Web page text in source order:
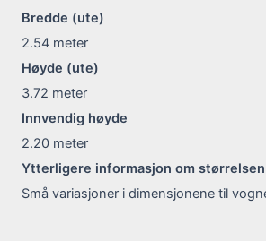
Bredde (ute)
2.54 meter
Høyde (ute)
3.72 meter
Innvendig høyde
2.20 meter
Ytterligere informasjon om størrelsen
Små variasjoner i dimensjonene til